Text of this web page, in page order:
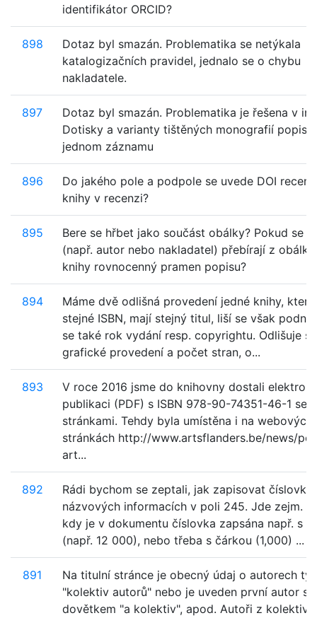
identifikátor ORCID?
898
Dotaz byl smazán. Problematika se netýkala
katalogizačních pravidel, jednalo se o chybu
nakladatele.
897
Dotaz byl smazán. Problematika je řešena v
Dotisky a varianty tištěných monografií
jednom záznamu
896
Do jakého pole a podpole se uvede DOI
knihy v recenzi?
895
Bere se hřbet jako součást obálky? Pokud se
(např. autor nebo nakladatel) přebírají z
knihy rovnocenný pramen popisu?
894
Máme dvě odlišná provedení jedné knihy,
stejné ISBN, mají stejný titul, liší se však
se také rok vydání resp. copyrightu. Odlišuje
grafické provedení a počet stran, o...
893
V roce 2016 jsme do knihovny dostali
publikaci (PDF) s ISBN 978-90-74351-46-1 se
stránkami. Tehdy byla umístěna i na webových
stránkách http://www.artsflanders.be/news/
art...
892
Rádi bychom se zeptali, jak zapisovat číslovky
názvových informacích v poli 245. Jde zejm. o
kdy je v dokumentu číslovka zapsána např. s
(např. 12 000), nebo třeba s čárkou (1,000) ...
891
Na titulní stránce je obecný údaj o autorech
"kolektiv autorů" nebo je uveden první autor s
dovětkem "a kolektiv", apod. Autoři z